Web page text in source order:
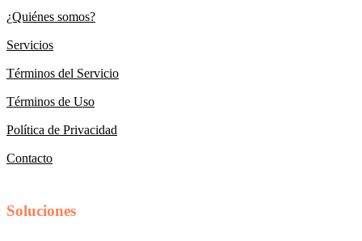
¿Quiénes somos?
Servicios
Términos del Servicio
Términos de Uso
Política de Privacidad
Contacto
Soluciones